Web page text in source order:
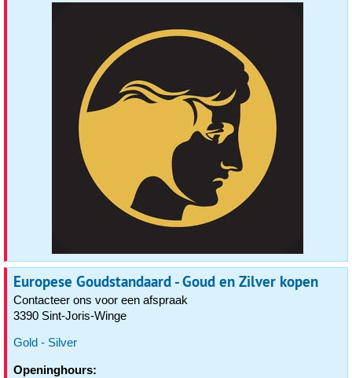
Europese Goudstandaard - Goud en Zilver kopen
Contacteer ons voor een afspraak
3390 Sint-Joris-Winge
Gold - Silver
Openinghours: